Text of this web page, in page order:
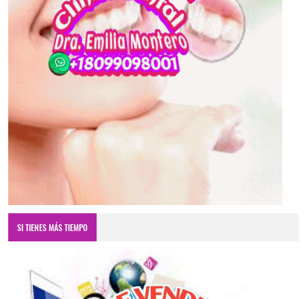
SI TIENES MÁS TIEMPO